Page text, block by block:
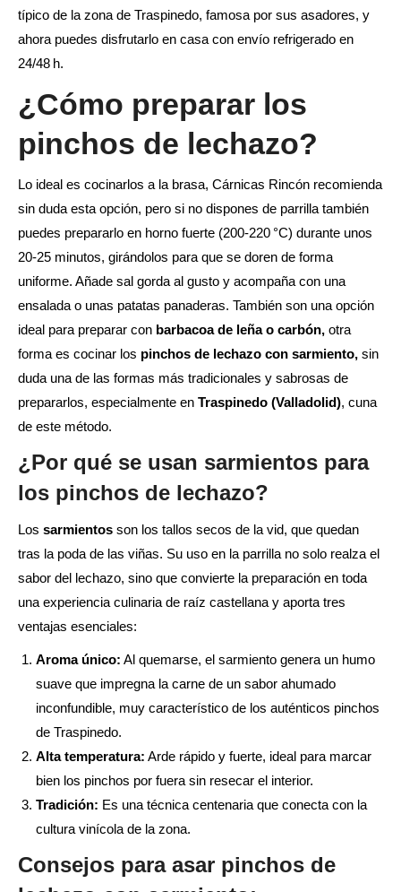
típico de la zona de Traspinedo, famosa por sus asadores, y
ahora puedes disfrutarlo en casa con envío refrigerado en
24/48 h.
¿Cómo preparar los
pinchos de lechazo?
Lo ideal es cocinarlos a la brasa, Cárnicas Rincón recomienda
sin duda esta opción, pero si no dispones de parrilla también
puedes prepararlo en horno fuerte (200-220 °C) durante unos
20-25 minutos, girándolos para que se doren de forma
uniforme. Añade sal gorda al gusto y acompaña con una
ensalada o unas patatas panaderas. También son una opción
ideal para preparar con barbacoa de leña o carbón, otra
forma es cocinar los pinchos de lechazo con sarmiento, sin
duda una de las formas más tradicionales y sabrosas de
prepararlos, especialmente en Traspinedo (Valladolid), cuna
de este método.
¿Por qué se usan sarmientos para
los pinchos de lechazo?
Los sarmientos son los tallos secos de la vid, que quedan
tras la poda de las viñas. Su uso en la parrilla no solo realza el
sabor del lechazo, sino que convierte la preparación en toda
una experiencia culinaria de raíz castellana y aporta tres
ventajas esenciales:
Aroma único: Al quemarse, el sarmiento genera un humo
suave que impregna la carne de un sabor ahumado
inconfundible, muy característico de los auténticos pinchos
de Traspinedo.
Alta temperatura: Arde rápido y fuerte, ideal para marcar
bien los pinchos por fuera sin resecar el interior.
Tradición: Es una técnica centenaria que conecta con la
cultura vinícola de la zona.
Consejos para asar pinchos de